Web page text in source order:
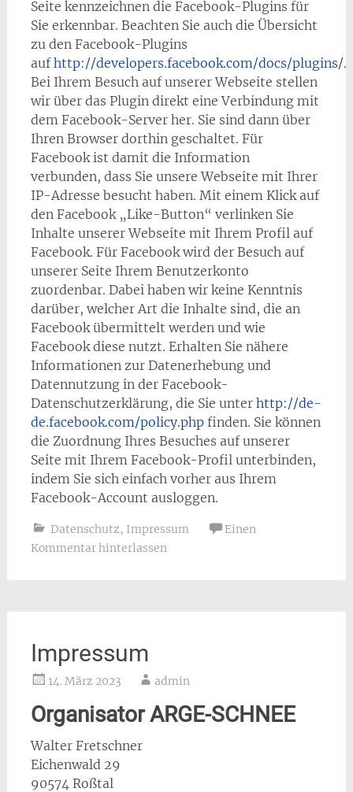
Seite kennzeichnen die Facebook-Plugins für
Sie erkennbar. Beachten Sie auch die Übersicht
zu den Facebook-Plugins
aufhttp://developers.facebook.com/docs/plugins/.
Bei Ihrem Besuch auf unserer Webseite stellen
wir über das Plugin direkt eine Verbindung mit
dem Facebook-Server her. Sie sind dann über
Ihren Browser dorthin geschaltet. Für
Facebook ist damit die Information
verbunden, dass Sie unsere Webseite mit Ihrer
IP-Adresse besucht haben. Mit einem Klick auf
den Facebook „Like-Button“ verlinken Sie
Inhalte unserer Webseite mit Ihrem Profil auf
Facebook. Für Facebook wird der Besuch auf
unserer Seite Ihrem Benutzerkonto
zuordenbar. Dabei haben wir keine Kenntnis
darüber, welcher Art die Inhalte sind, die an
Facebook übermittelt werden und wie
Facebook diese nutzt. Erhalten Sie nähere
Informationen zur Datenerhebung und
Datennutzung in der Facebook-
Datenschutzerklärung, die Sie unter http://de-
de.facebook.com/policy.phpfinden. Sie können
die Zuordnung Ihres Besuches auf unserer
Seite mit Ihrem Facebook-Profil unterbinden,
indem Sie sich einfach vorher aus Ihrem
Facebook-Account ausloggen.
Datenschutz, Impressum
Einen
Kommentar hinterlassen
Impressum
14. März 2023 admin
Organisator ARGE-SCHNEE
Walter Fretschner
Eichenwald 29
90574 Roßtal